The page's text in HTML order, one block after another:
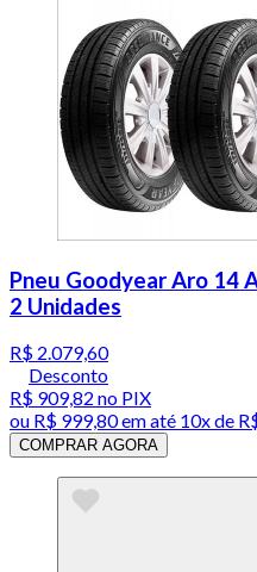
Pneu Goodyear Aro 14
2 Unidades
R$ 2.079,60
Desconto
R$ 909,82 no PIX
ou R$ 999,80em até 10x de
COMPRAR AGORA